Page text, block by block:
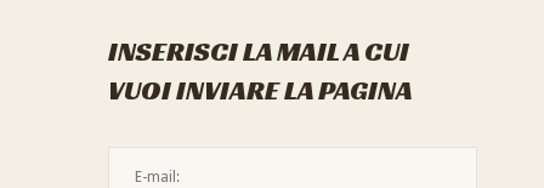
INSERISCI LA MAIL A CUI
VUOI INVIARE LA PAGINA